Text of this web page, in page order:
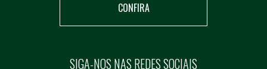
CONFIRA
SIGA-NOS NAS REDES SOCIAIS